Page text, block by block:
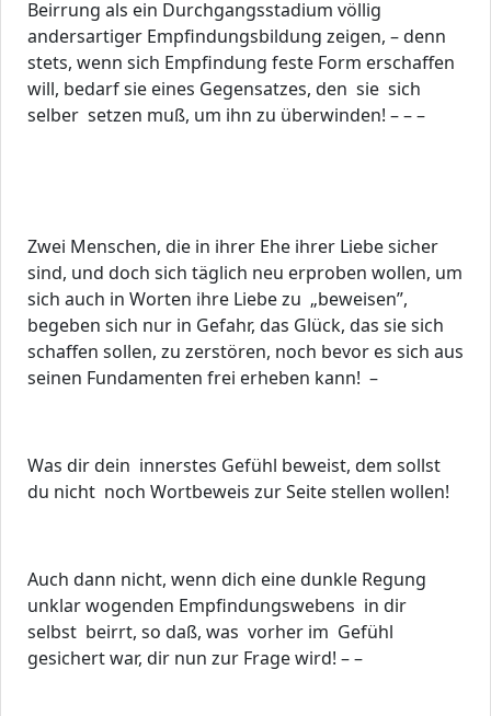
Beirrung als ein Durchgangsstadium völlig
andersartiger Empfindungsbildung zeigen, – denn
stets, wenn sich Empfindung feste Form erschaffen
will, bedarf sie eines Gegensatzes, den sie sich
selber setzen muß, um ihn zu überwinden! – – –
Zwei Menschen, die in ihrer Ehe ihrer Liebe sicher
sind, und doch sich täglich neu erproben wollen, um
sich auch in Worten ihre Liebe zu „beweisen”,
begeben sich nur in Gefahr, das Glück, das sie sich
schaffen sollen, zu zerstören, noch bevor es sich aus
seinen Fundamenten frei erheben kann! –
Was dir dein innerstes Gefühl beweist, dem sollst
du nicht noch Wortbeweis zur Seite stellen wollen!
Auch dann nicht, wenn dich eine dunkle Regung
unklar wogenden Empfindungswebens in dir
selbst beirrt, so daß, was vorher im Gefühl
gesichert war, dir nun zur Frage wird! – –